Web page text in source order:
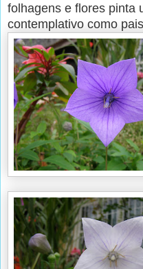
folhagens e flores pinta
contemplativo como